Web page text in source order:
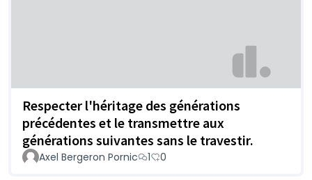
Respecter l'héritage des générations
précédentes et le transmettre aux
générations suivantes sans le travestir.
Axel Bergeron Pornic 1 0